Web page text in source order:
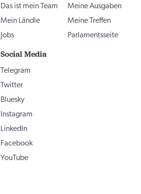
Das ist mein Team
Mein Ländle
Jobs
Meine Ausgaben
Meine Treffen
Parlamentsseite
Social Media
Telegram
Twitter
Bluesky
Instagram
LinkedIn
Facebook
YouTube